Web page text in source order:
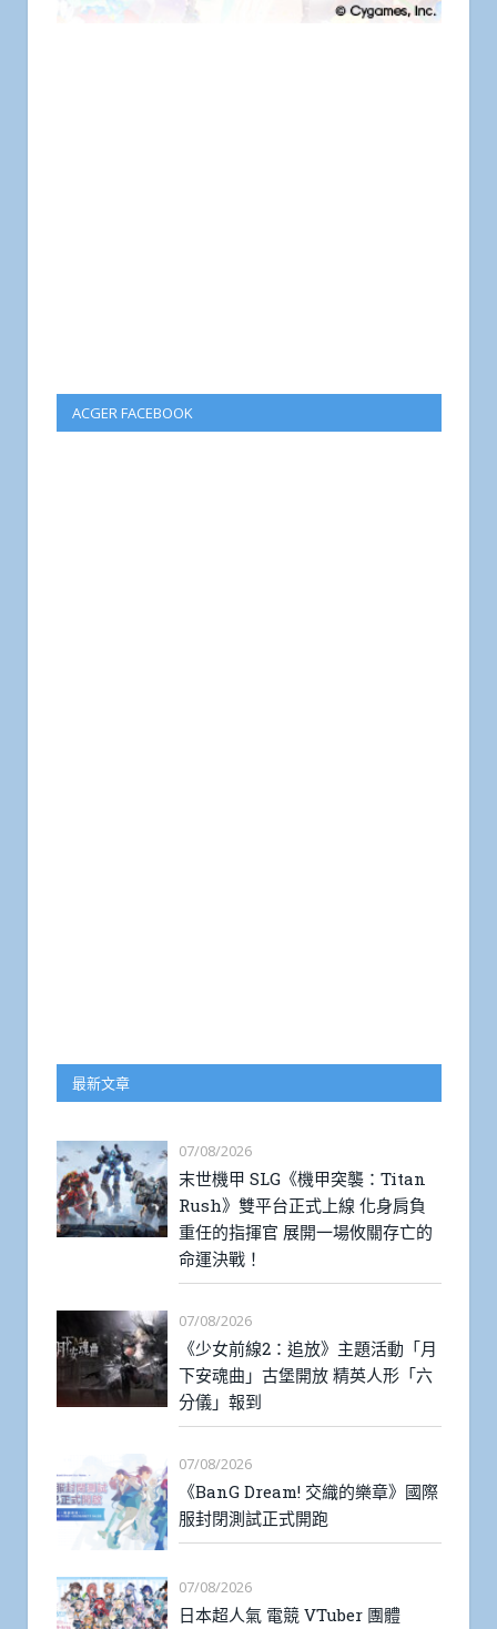
ACGER FACEBOOK
最新文章
07/08/2026
末世機甲 SLG《機甲突襲：Titan
Rush》雙平台正式上線 化身肩負
重任的指揮官 展開一場攸關存亡的
命運決戰！
07/08/2026
《少女前線2：追放》主題活動「月
下安魂曲」古堡開放 精英人形「六
分儀」報到
07/08/2026
《BanG Dream! 交織的樂章》國際
服封閉測試正式開跑
07/08/2026
日本超人氣 電競 VTuber 團體